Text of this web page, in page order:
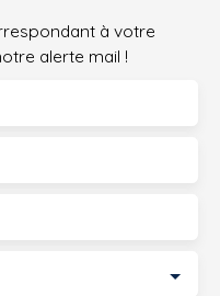
à votre
alerte mail !